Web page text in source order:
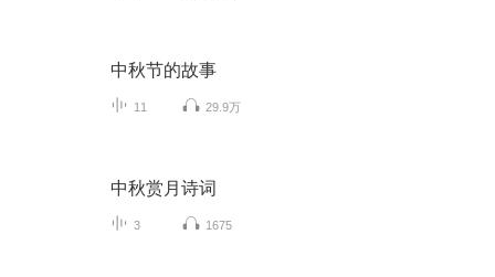
中秋节的故事
11 29.9万
中秋赏月诗词
3 1675